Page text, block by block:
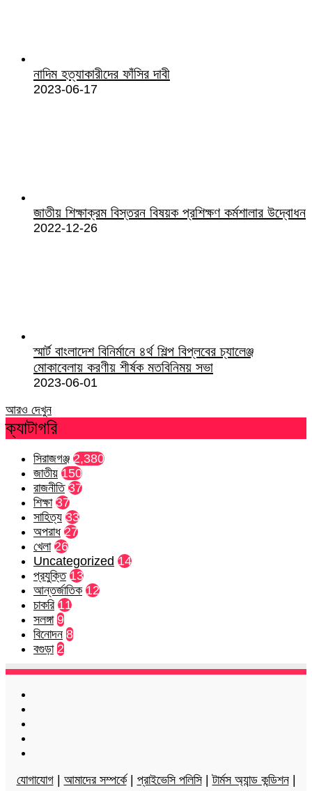
নাদিম হত্যাকারীদের ফাঁসির দাবী
2023-06-17
জাতীয় শিক্ষাক্রম বিস্তরন বিষয়ক প্রশিক্ষণ কর্মশালার উদ্বোধন
2022-12-26
স্মার্ট বাংলাদেশ বিনির্মানে ৪র্থ শিল্প বিপ্লবের চ্যালেঞ্জ
মোকাবেলায় করণীয় শীর্ষক মতবিনিময় সভা
2023-06-01
আরও দেখুন
ক্যাটাগরি
সিরাজগঞ্জ 2,380
জাতীয় 150
রাজনীতি 37
শিক্ষা 37
সাহিত্য 33
অপরাধ 27
খেলা 26
Uncategorized 14
প্রযুক্তি 13
আন্তর্জাতিক 12
চাকরি 11
সলঙ্গা 9
বিনোদন 8
বগুড়া 2
যোগাযোগ| আমাদের সম্পর্কে| প্রাইভেসি পলিসি|টার্মস অ্যান্ড কন্ডিশন|